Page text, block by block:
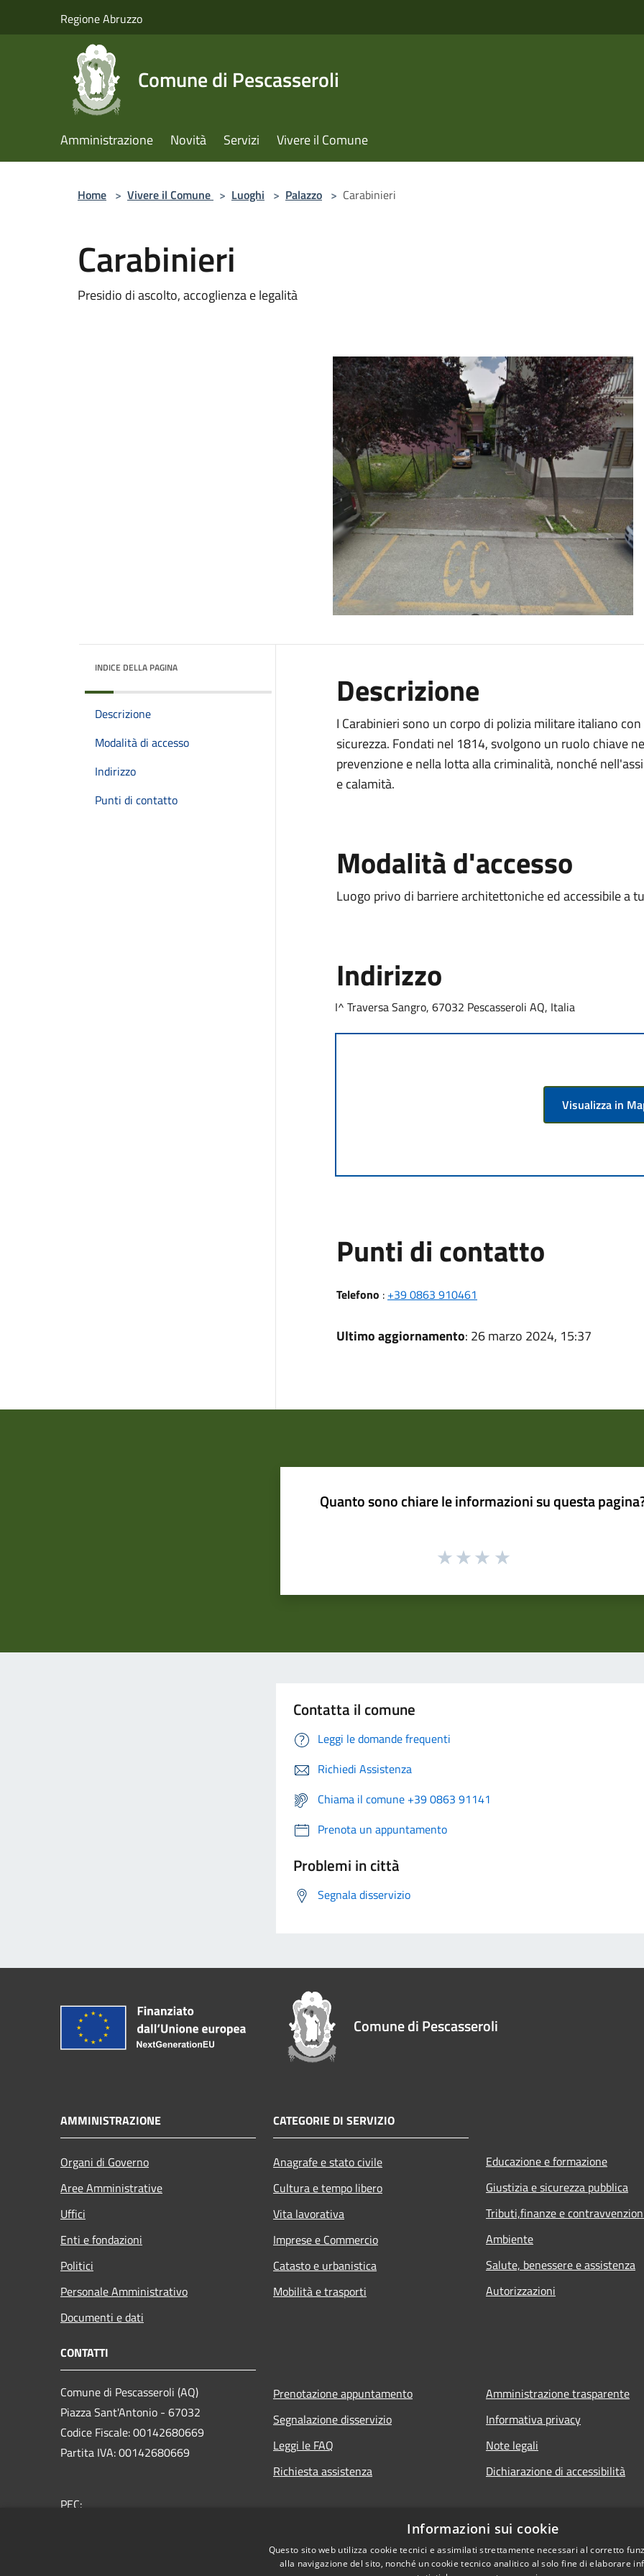
Regione Abruzzo
Comune di Pescasseroli
Amministrazione Novità Servizi Vivere il Comune
Home > Vivere il Comune > Luoghi > Palazzo > Carabinieri
Carabinieri
Presidio di ascolto, accoglienza e legalità
INDICE DELLA PAGINA
Descrizione
Modalità di accesso
Indirizzo
Punti di contatto
Descrizione
I Carabinieri sono un corpo di polizia militare italiano
sicurezza. Fondati nel 1814, svolgono un ruolo chiave
prevenzione e nella lotta alla criminalità, nonché
e calamità.
Modalità d'accesso
Luogo privo di barriere architettoniche ed accessibile a
Indirizzo
I^ Traversa Sangro, 67032 Pescasseroli AQ, Italia
Visualizza in
Punti di contatto
Telefono : +39 0863 910461
Ultimo aggiornamento: 26 marzo 2024, 15:37
Quanto sono chiare le informazioni su questa
Contatta il comune
Leggi le domande frequenti
Richiedi Assistenza
Chiama il comune +39 0863 91141
Prenota un appuntamento
Problemi in città
Segnala disservizio
Comune di Pescasseroli
AMMINISTRAZIONE
Organi di Governo
Aree Amministrative
Uffici
Enti e fondazioni
Politici
Personale Amministrativo
Documenti e dati
CATEGORIE DI SERVIZIO
Anagrafe e stato civile
Cultura e tempo libero
Vita lavorativa
Imprese e Commercio
Catasto e urbanistica
Mobilità e trasporti
Educazione e formazione
Giustizia e sicurezza pubblica
Tributi,finanze e
Ambiente
Salute, benessere e assistenza
Autorizzazioni
CONTATTI
Comune di Pescasseroli (AQ)
Piazza Sant'Antonio - 67032
Codice Fiscale: 00142680669
Partita IVA: 00142680669
PEC:
Prenotazione appuntamento
Segnalazione disservizio
Leggi le FAQ
Richiesta assistenza
Amministrazione trasparente
Informativa privacy
Note legali
Dichiarazione di accessibilità
Informazioni sui cookie
Questo sito web utilizza cookie tecnici e assimilati strettamente necessari al corretto
alla navigazione del sito, nonché un cookie tecnico analitico al solo fine di elaborare